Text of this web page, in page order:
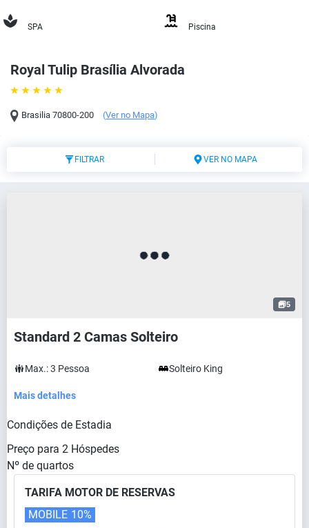
Royal Tulip Brasília Alvorada
Brasilia 70800-200 (Ver no Mapa)
SPA Piscina
FILTRAR VER NO MAPA
5
Standard 2 Camas Solteiro
Max.:3 Pessoa Solteiro King
Mais detalhes
Condições de Estadia
Preço para 2 Hóspedes
Nº de quartos
TARIFA MOTOR DE RESERVAS
MOBILE 10%